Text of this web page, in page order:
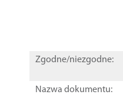
Zgodne/niezgodne:
Nazwa dokumentu: